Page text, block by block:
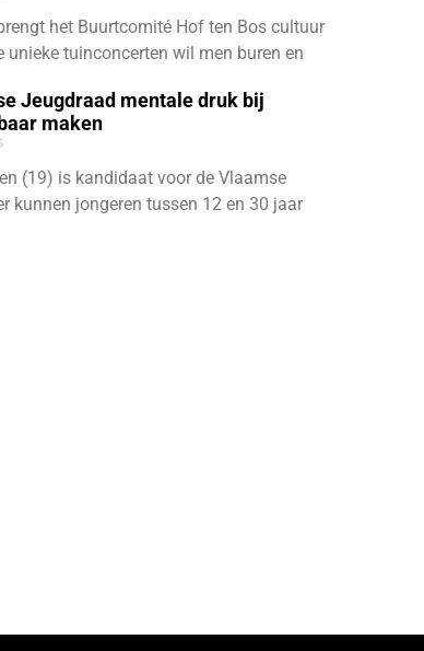
het Buurtcomité Hof ten Bos cultuur
unieke tuinconcerten wil men buren en
Jeugdraad mentale druk bij
maken
(19) is kandidaat voor de Vlaamse
kunnen jongeren tussen 12 en 30 jaar